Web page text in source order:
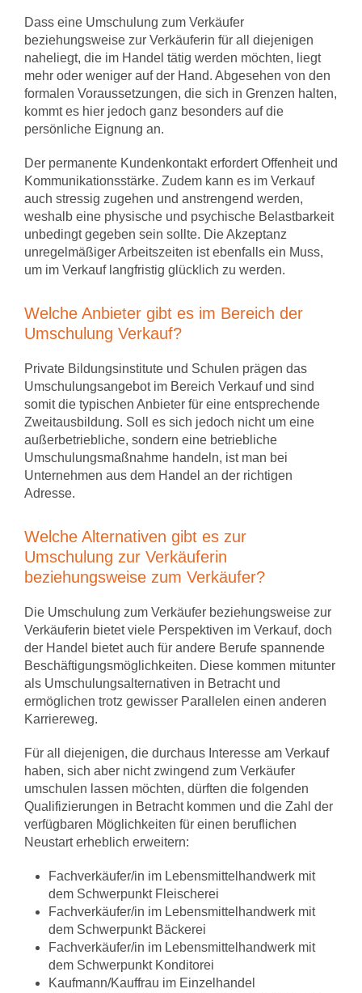
Dass eine Umschulung zum Verkäufer
beziehungsweise zur Verkäuferin für all diejenigen
naheliegt, die im Handel tätig werden möchten, liegt
mehr oder weniger auf der Hand. Abgesehen von den
formalen Voraussetzungen, die sich in Grenzen halten,
kommt es hier jedoch ganz besonders auf die
persönliche Eignung an.
Der permanente Kundenkontakt erfordert Offenheit und
Kommunikationsstärke. Zudem kann es im Verkauf
auch stressig zugehen und anstrengend werden,
weshalb eine physische und psychische Belastbarkeit
unbedingt gegeben sein sollte. Die Akzeptanz
unregelmäßiger Arbeitszeiten ist ebenfalls ein Muss,
um im Verkauf langfristig glücklich zu werden.
Welche Anbieter gibt es im Bereich der
Umschulung Verkauf?
Private Bildungsinstitute und Schulen prägen das
Umschulungsangebot im Bereich Verkauf und sind
somit die typischen Anbieter für eine entsprechende
Zweitausbildung. Soll es sich jedoch nicht um eine
außerbetriebliche, sondern eine betriebliche
Umschulungsmaßnahme handeln, ist man bei
Unternehmen aus dem Handel an der richtigen
Adresse.
Welche Alternativen gibt es zur
Umschulung zur Verkäuferin
beziehungsweise zum Verkäufer?
Die Umschulung zum Verkäufer beziehungsweise zur
Verkäuferin bietet viele Perspektiven im Verkauf, doch
der Handel bietet auch für andere Berufe spannende
Beschäftigungsmöglichkeiten. Diese kommen mitunter
als Umschulungsalternativen in Betracht und
ermöglichen trotz gewisser Parallelen einen anderen
Karriereweg.
Für all diejenigen, die durchaus Interesse am Verkauf
haben, sich aber nicht zwingend zum Verkäufer
umschulen lassen möchten, dürften die folgenden
Qualifizierungen in Betracht kommen und die Zahl der
verfügbaren Möglichkeiten für einen beruflichen
Neustart erheblich erweitern:
Fachverkäufer/in im Lebensmittelhandwerk mit
dem Schwerpunkt Fleischerei
Fachverkäufer/in im Lebensmittelhandwerk mit
dem Schwerpunkt Bäckerei
Fachverkäufer/in im Lebensmittelhandwerk mit
dem Schwerpunkt Konditorei
Kaufmann/Kauffrau im Einzelhandel